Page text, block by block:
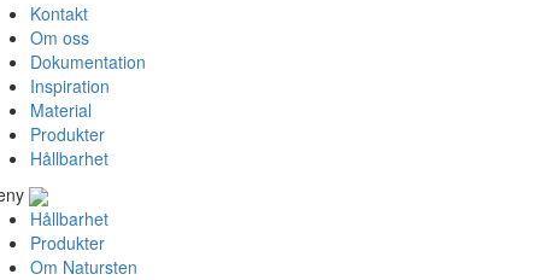
Kontakt
Om oss
Dokumentation
Inspiration
Material
Produkter
Hållbarhet
Hållbarhet
Produkter
Om Natursten